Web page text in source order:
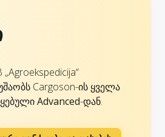
„Agroekspedicija“
Cargoson-ის ყველა
Advanced-დან.